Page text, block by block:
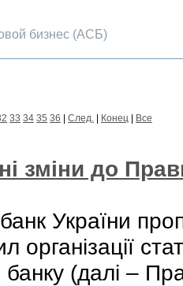
бизнес (АСБ)
33 34 35 36 След. Конец Все
зміни до
України
організації
банку (далі –